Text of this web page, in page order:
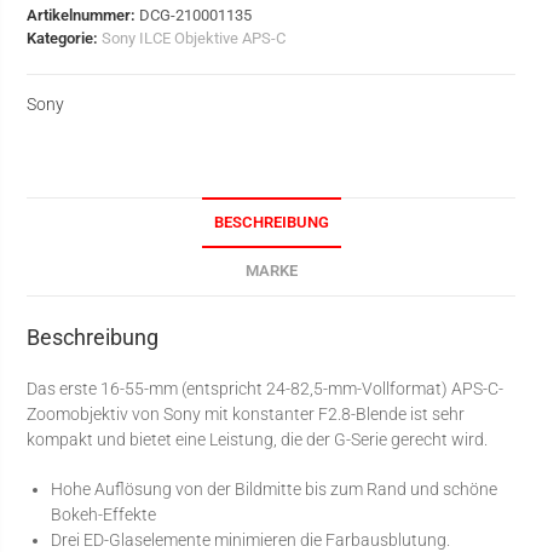
Artikelnummer: DCG-210001135
Kategorie:Sony ILCE Objektive APS-C
Sony
BESCHREIBUNG
MARKE
Beschreibung
Das erste 16-55-mm (entspricht 24-82,5-mm-Vollformat) APS-C-
Zoomobjektiv von Sony mit konstanter F2.8-Blende ist sehr
kompakt und bietet eine Leistung, die der G-Serie gerecht wird.
Hohe Auflösung von der Bildmitte bis zum Rand und schöne
Bokeh-Effekte
Drei ED-Glaselemente minimieren die Farbausblutung.